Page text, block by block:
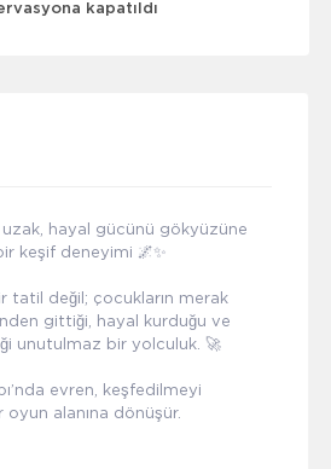
kapatıldı
uzak, hayal gücünü gökyüzüne
keşif deneyimi 🌌✨
tatil değil; çocukların merak
gittiği, hayal kurduğu ve
unutulmaz bir yolculuk. 🚀
evren, keşfedilmeyi
oyun alanına dönüşür.